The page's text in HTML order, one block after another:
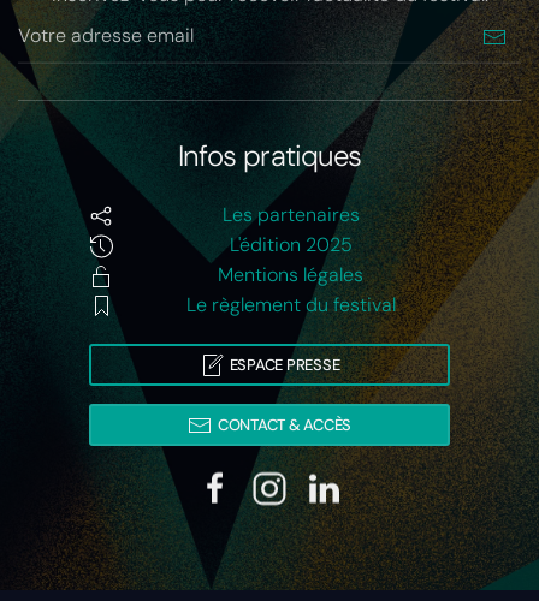
Infos pratiques
Les partenaires
L'édition 2025
Mentions légales
Le règlement du festival
ESPACE PRESSE
CONTACT & ACCÈS